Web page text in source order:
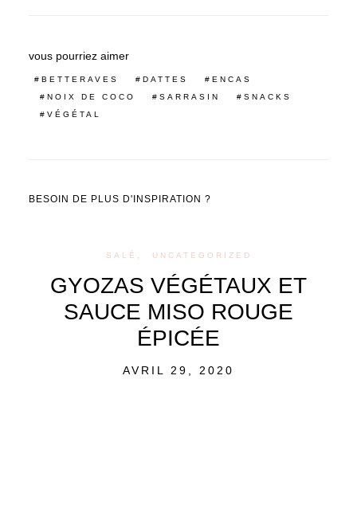
vous pourriez aimer
BETTERAVES DATTES
ENCAS
NOIX DE COCO
SARRASIN
SNACKS
VÉGÉTAL
BESOIN DE PLUS D'INSPIRATION ?
SALÉ UNCATEGORIZED
GYOZAS VÉGÉTAUX ET
SAUCE MISO ROUGE
ÉPICÉE
POSTED
AVRIL 29, 2020